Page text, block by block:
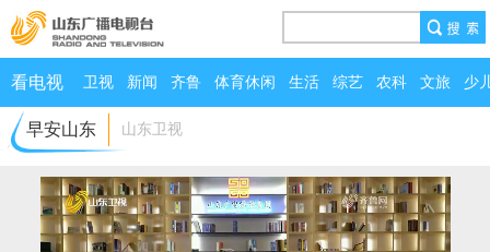
看电视 卫视 新闻 齐鲁 体育休闲 生活 综艺 农科 文旅 少
早安山东 山东卫视